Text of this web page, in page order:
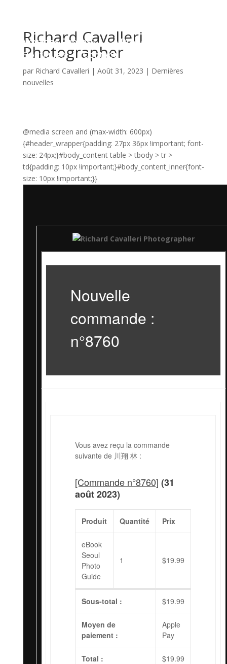
Voyages Photos3 À Propos
Boutique3 Contact
Richard Cavalleri
Photographer
par Richard Cavalleri | Août 31, 2023 | Dernières
nouvelles
@media screen and (max-width: 600px)
{#header_wrapper{padding: 27px 36px !important; font-
size: 24px;}#body_content table > tbody > tr >
td{padding: 10px !important;}#body_content_inner{font-
size: 10px !important;}}
Nouvelle
commande :
n°8760
Vous avez reçu la commande
suivante de 川翔 林 :
[Commande n°8760] (31
août 2023)
Produit Quantité Prix
eBook
Seoul
Photo
Guide
1 $19.99
Sous-total : $19.99
Moyen de
paiement :
Apple
Pay
Total : $19.99